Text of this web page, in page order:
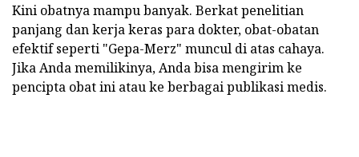
Kini obatnya mampu banyak. Berkat penelitian
panjang dan kerja keras para dokter, obat-obatan
efektif seperti "Gepa-Merz" muncul di atas cahaya.
Jika Anda memilikinya, Anda bisa mengirim ke
pencipta obat ini atau ke berbagai publikasi medis.